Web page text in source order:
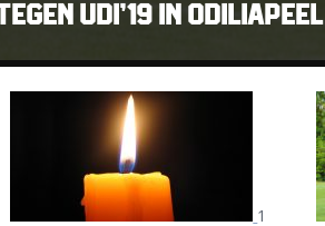
UDI’19 IN ODILIAPEEL
1